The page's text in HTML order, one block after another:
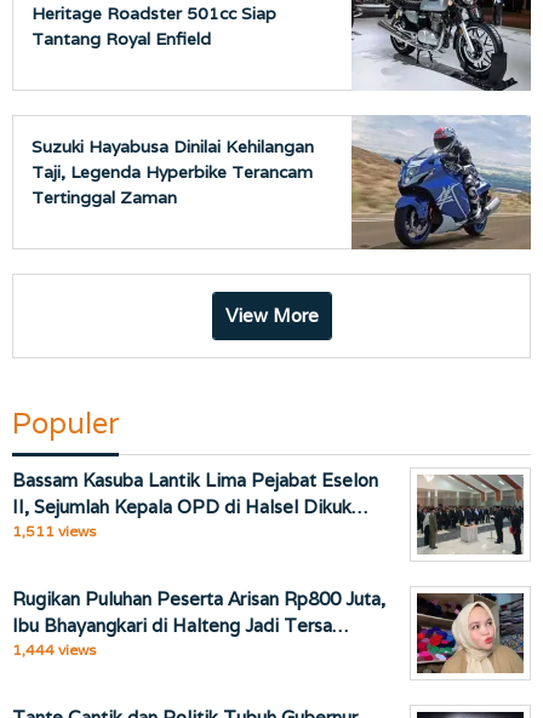
Heritage Roadster 501cc Siap
Tantang Royal Enfield
Suzuki Hayabusa Dinilai Kehilangan
Taji, Legenda Hyperbike Terancam
Tertinggal Zaman
View More
Populer
Bassam Kasuba Lantik Lima Pejabat Eselon
II, Sejumlah Kepala OPD di Halsel Dikuk…
1,511 views
Rugikan Puluhan Peserta Arisan Rp800 Juta,
Ibu Bhayangkari di Halteng Jadi Tersa…
1,444 views